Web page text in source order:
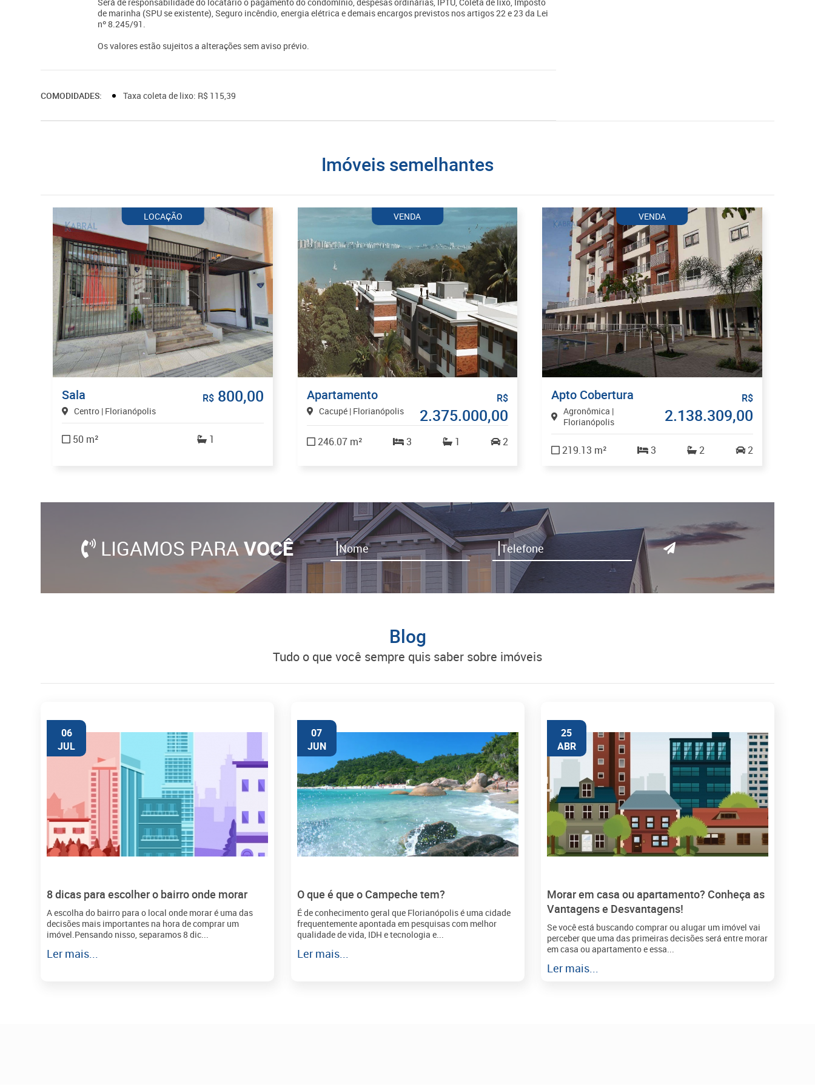
de marinha (SPU se existente), Seguro incêndio, energia elétrica e demais encargos previstos nos artigos 22 e 23 da Lei
nº 8.245/91.
Os valores estão sujeitos a alterações sem aviso prévio.
COMODIDADES: Taxa coleta de lixo: R$ 115,39
imóveis semelhantes
LOCAÇÃO
Sala
Centro | Florianópolis
R$ 800,00
50 m² 1
VENDA
Apartamento
Cacupé | Florianópolis
R$
2.375.000,00
246.07 m² 3 1 2
VENDA
Apto Cobertura
Agronômica |
Florianópolis
R$
2.138.309,00
219.13 m² 3 2 2
LIGAMOS PARAVOCÊ
Blog
tudo o que você sempre quis saber sobre imóveis
06
JUL
8 dicas para escolher o bairro onde morar
A escolha do bairro para o local onde morar é uma das
decisões mais importantes na hora de comprar um
imóvel.Pensando nisso, separamos 8 dic...
Ler mais...
07
JUN
O que é que o Campeche tem?
É de conhecimento geral que Florianópolis é uma cidade
frequentemente apontada em pesquisas com melhor
qualidade de vida, IDH e tecnologia e...
Ler mais...
25
ABR
Morar em casa ou apartamento? Conheça as
Vantagens e Desvantagens!
Se você está buscando comprar ou alugar um imóvel vai
perceber que uma das primeiras decisões será entre morar
em casa ou apartamento e essa...
Ler mais...